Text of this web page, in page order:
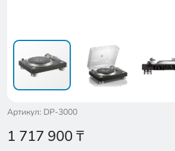
Артикул: DP-3000
1 717 900₸